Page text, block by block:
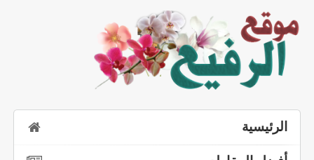
الرئيسية